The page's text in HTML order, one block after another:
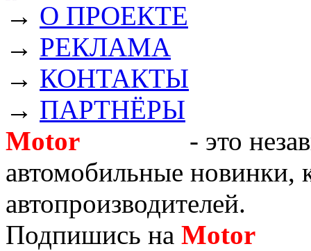
→ О ПРОЕКТЕ
→ РЕКЛАМА
→ КОНТАКТЫ
→ ПАРТНЁРЫ
Motor
- это
автомобильные новинки,
автопроизводителей.
Подпишись на Motor